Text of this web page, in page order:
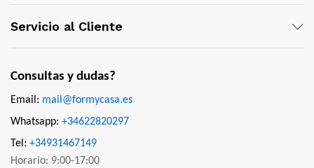
Servicio al Cliente
Consultas y dudas?
Email: mail@formycasa.es
Whatsapp: +34622820297
Tel: +34931467149
Horario: 9:00-17:00